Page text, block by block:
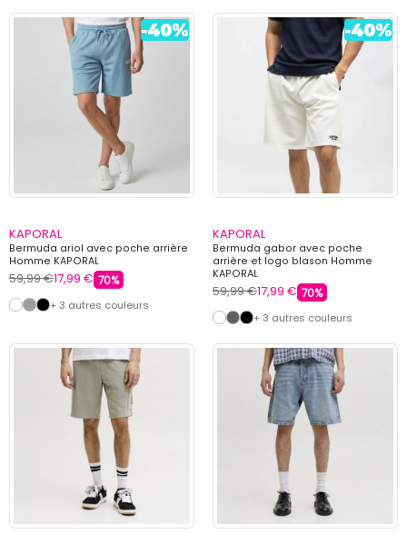
KAPORAL
Bermuda ariol avec poche arrière
Homme KAPORAL
59,99 €17,99 € 70%
+ 3 autres couleurs
KAPORAL
Bermuda gabor avec poche
arrière et logo blason Homme
KAPORAL
59,99 €17,99 € 70%
+ 3 autres couleurs